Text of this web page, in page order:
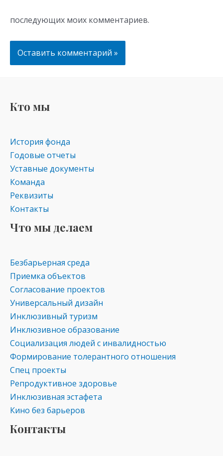
последующих моих комментариев.
Кто мы
История фонда
Годовые отчеты
Уставные документы
Команда
Реквизиты
Контакты
Что мы делаем
Безбарьерная среда
Приемка объектов
Согласование проектов
Универсальный дизайн
Инклюзивный туризм
Инклюзивное образование
Социализация людей с инвалидностью
Формирование толерантного отношения
Спец проекты
Репродуктивное здоровье
Инклюзивная эстафета
Кино без барьеров
Контакты